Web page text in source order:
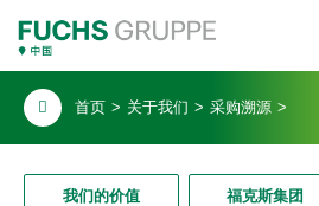
首页 > 关于我们 > 采购溯源 >
我们的价值 福克斯集团